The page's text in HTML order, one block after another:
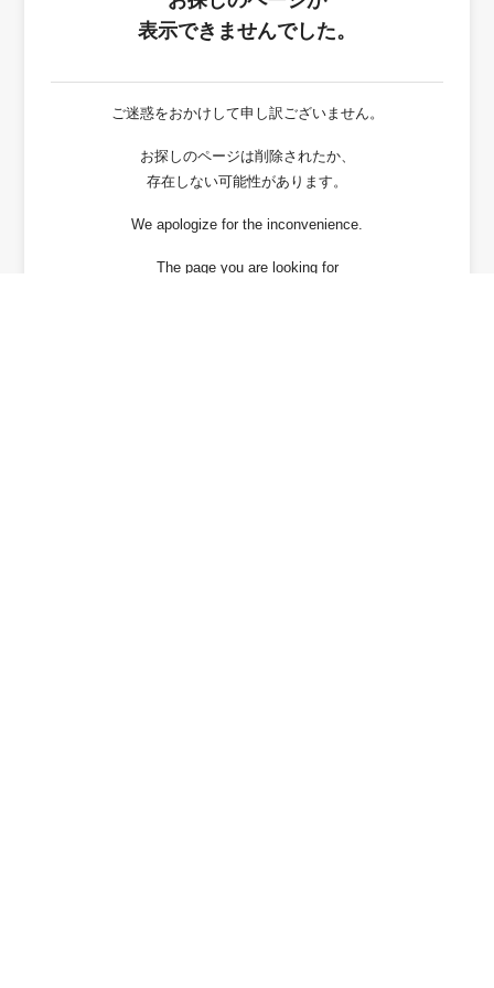
表示できませんでした。
ご迷惑をおかけして申し訳ございません。
お探しのページは削除されたか、
存在しない可能性があります。
We apologize for the inconvenience.
The page you are looking for